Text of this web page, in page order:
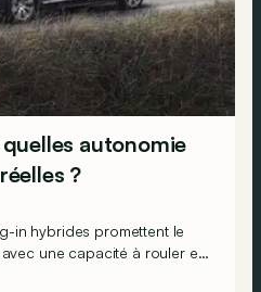
autonomie
?
in hybrides promettent le
une capacité à rouler en